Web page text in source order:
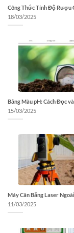
Công Thức Tính Độ Rượu
18/03/2025
Bảng Màu pH: Cách Đọc
15/03/2025
Máy Cân Bằng Laser
11/03/2025